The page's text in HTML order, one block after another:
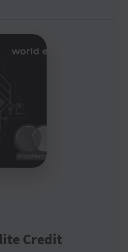
Credit